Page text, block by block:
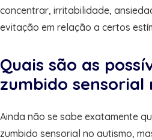
concentrar, irritabilidade,
evitação em relação a certos
Quais são as
zumbido sensorial
Ainda não se sabe exatamente
zumbido sensorial no autismo,